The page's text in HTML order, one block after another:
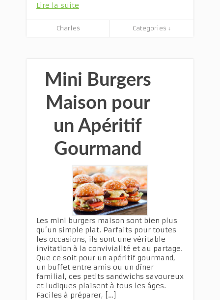
Lire la suite
Charles Categories ↓
Mini Burgers
Maison pour
un Apéritif
Gourmand
Les mini burgers maison sont bien plus
qu’un simple plat. Parfaits pour toutes
les occasions, ils sont une véritable
invitation à la convivialité et au partage.
Que ce soit pour un apéritif gourmand,
un buffet entre amis ou un dîner
familial, ces petits sandwichs savoureux
et ludiques plaisent à tous les âges.
Faciles à préparer, […]